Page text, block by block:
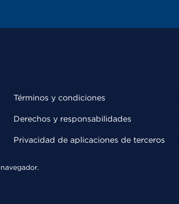
Términos y condiciones
Derechos y responsabilidades
Privacidad de aplicaciones de terceros